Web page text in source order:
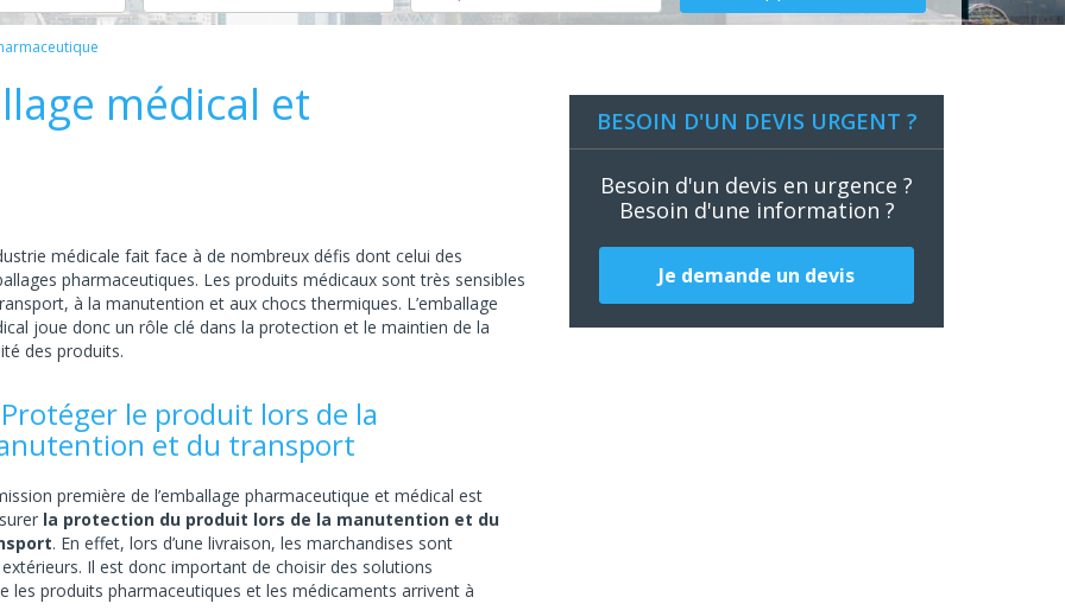
médical et
médicale fait face à de nombreux défis dont celui des
pharmaceutiques. Les produits médicaux sont très sensibles
à la manutention et aux chocs thermiques. L’emballage
joue donc un rôle clé dans la protection et le maintien de la
des produits.
le produit lors de la
et du transport
première de l’emballage pharmaceutique et médical est
la protection du produit lors de la manutention et du
. En effet, lors d’une livraison, les marchandises sont
Il est donc important de choisir des solutions
les produits pharmaceutiques et les médicaments arrivent à
BESOIN D'UN DEVIS URGENT ?
Besoin d'un devis en urgence ?
Besoin d'une information ?
Je demande un devis